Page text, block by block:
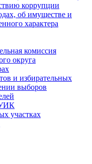
коррупции
об имуществе и
характера
комиссия
округа
и избирательных
выборов
участках